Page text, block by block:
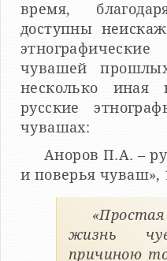
время,
доступны неискаженные исторические и
чувашей
несколько иная
русские
чувашах:
Аноров П.А. –
и поверья чуваш»,
жизнь
причиною